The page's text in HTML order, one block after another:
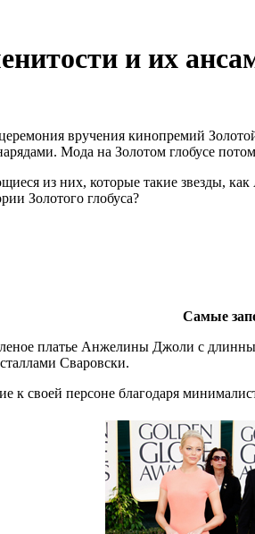
и их
церемония вручения кинопремий
Мода на Золотом глобусе
из них, которые такие звезды,
Золотого глобуса?
Самые
платье Анжелины Джоли с
Сваровски.
к своей персоне благодаря